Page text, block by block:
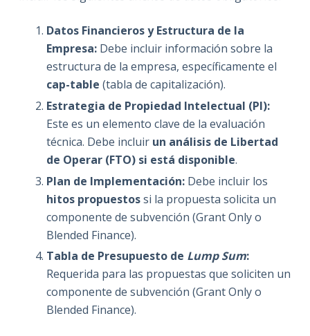
Datos Financieros y Estructura de la
Empresa:Debe incluir información sobre la
estructura de la empresa, específicamente el
cap-table (tabla de capitalización).
Estrategia de Propiedad Intelectual (PI):
Este es un elemento clave de la evaluación
técnica. Debe incluir un análisis de Libertad
de Operar (FTO) si está disponible.
Plan de Implementación:Debe incluir los
hitos propuestossi la propuesta solicita un
componente de subvención (Grant Only o
Blended Finance).
Tabla de Presupuesto de Lump Sum:
Requerida para las propuestas que soliciten un
componente de subvención (Grant Only o
Blended Finance).